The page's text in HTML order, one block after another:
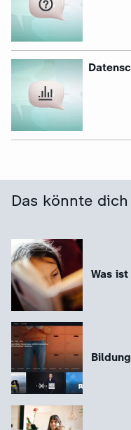
:
Das könnte
Was